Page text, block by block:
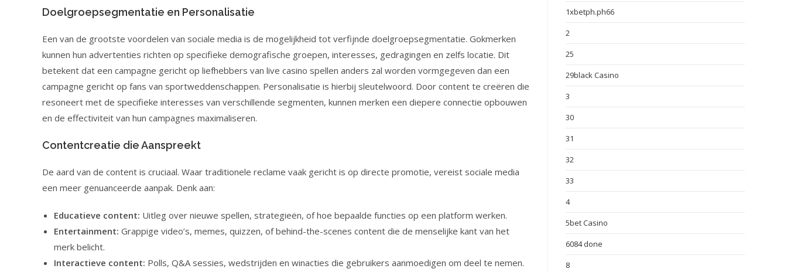
Doelgroepsegmentatie en Personalisatie
Een van de grootste voordelen van sociale media is de mogelijkheid tot verfijnde doelgroepsegmentatie. Gokmerken
kunnen hun advertenties richten op specifieke demografische groepen, interesses, gedragingen en zelfs locatie. Dit
betekent dat een campagne gericht op liefhebbers van live casino spellen anders zal worden vormgegeven dan een
campagne gericht op fans van sportweddenschappen. Personalisatie is hierbij sleutelwoord. Door content te creëren die
resoneert met de specifieke interesses van verschillende segmenten, kunnen merken een diepere connectie opbouwen
en de effectiviteit van hun campagnes maximaliseren.
Contentcreatie die Aanspreekt
De aard van de content is cruciaal. Waar traditionele reclame vaak gericht is op directe promotie, vereist sociale media
een meer genuanceerde aanpak. Denk aan:
Educatieve content: Uitleg over nieuwe spellen, strategieën, of hoe bepaalde functies op een platform werken.
Entertainment: Grappige video’s, memes, quizzen, of behind-the-scenes content die de menselijke kant van het
merk belicht.
Interactieve content: Polls, Q&A sessies, wedstrijden en winacties die gebruikers aanmoedigen om deel te nemen.
1xbetph.ph66
2
25
29black Casino
3
30
31
32
33
4
5bet Casino
6084 done
8